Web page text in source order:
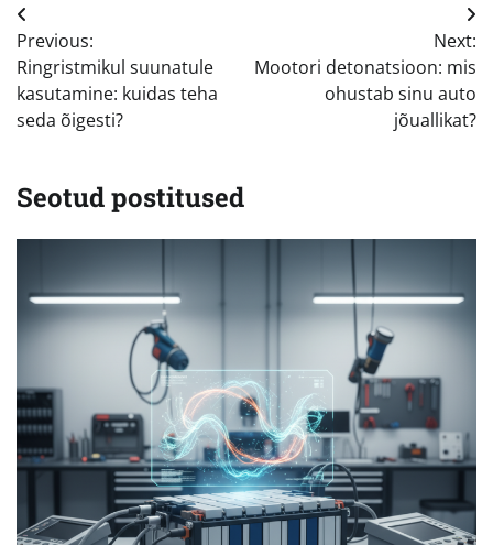
Navigeerimine
Previous:
Ringristmikul suunatule
kasutamine: kuidas teha
seda õigesti?
Next:
Mootori detonatsioon: mis
ohustab sinu auto
jõuallikat?
Seotud postitused